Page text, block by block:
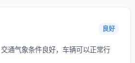
良好
通气象条件良好，车辆可以正常行